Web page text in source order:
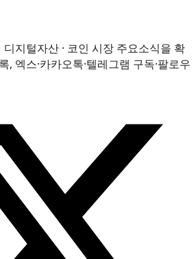
지털자산 · 코인 시장 주요소식을 확
, 엑스·카카오톡·텔레그램 구독·팔로우